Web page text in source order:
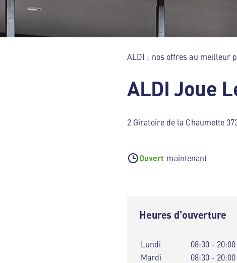
ALDI : nos offres au meilleur
ALDI Joue
2 Giratoire de la Chaumette
Ouvert maintenant
Heures d’ouverture
Lundi
08:30 - 20:00
Mardi
08:30 - 20:00